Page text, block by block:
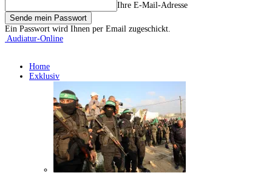
Ihre E-Mail-Adresse
Ein Passwort wird Ihnen per Email zugeschickt.
Audiatur-Online
Home
Exklusiv